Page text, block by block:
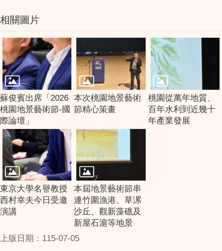
相關圖片
蘇俊賓出席「2026
桃園地景藝術節-國
際論壇」
本次桃園地景藝術
節精心策畫
桃園從萬年地質、
百年水利到近幾十
年產業發展
東京大學名譽教授
西村幸夫今日受邀
演講
本屆地景藝術節串
連竹圍漁港、草漯
沙丘、觀新藻礁及
新屋石滬等地景
上版日期：115-07-05